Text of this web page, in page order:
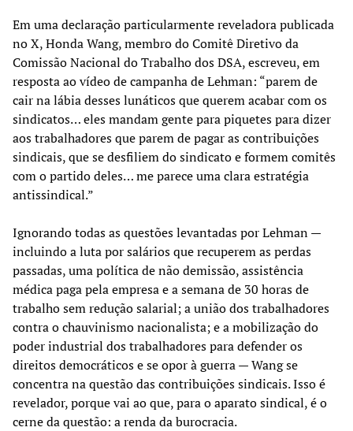
Em uma declaração particularmente reveladora publicada
no X, Honda Wang, membro do Comitê Diretivo da
Comissão Nacional do Trabalho dos DSA, escreveu, em
resposta ao vídeo de campanha de Lehman: “parem de
cair na lábia desses lunáticos que querem acabar com os
sindicatos… eles mandam gente para piquetes para dizer
aos trabalhadores que parem de pagar as contribuições
sindicais, que se desfiliem do sindicato e formem comitês
com o partido deles… me parece uma clara estratégia
antissindical.”
Ignorando todas as questões levantadas por Lehman —
incluindo a luta por salários que recuperem as perdas
passadas, uma política de não demissão, assistência
médica paga pela empresa e a semana de 30 horas de
trabalho sem redução salarial; a união dos trabalhadores
contra o chauvinismo nacionalista; e a mobilização do
poder industrial dos trabalhadores para defender os
direitos democráticos e se opor à guerra — Wang se
concentra na questão das contribuições sindicais. Isso é
revelador, porque vai ao que, para o aparato sindical, é o
cerne da questão: a renda da burocracia.